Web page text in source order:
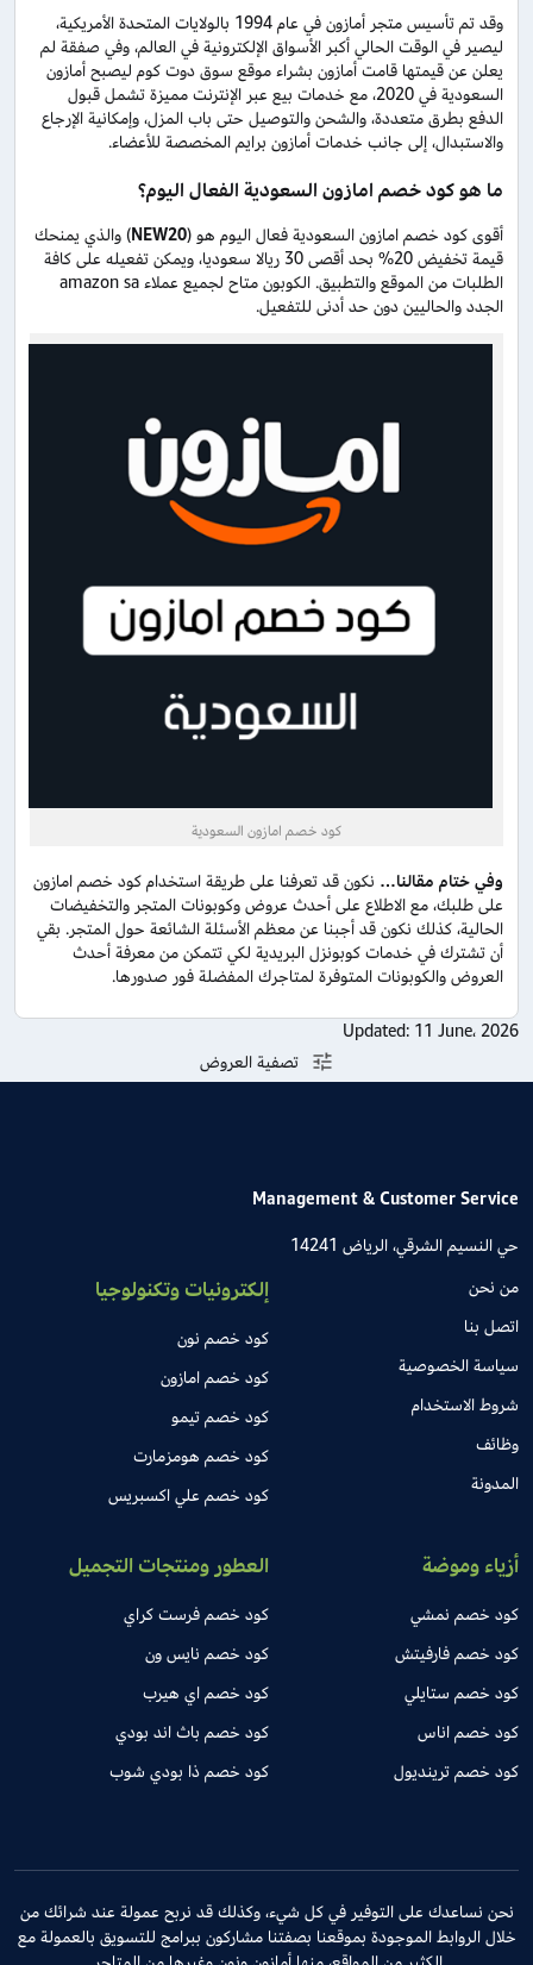
وقد تم تأسيس متجر أمازون في عام 1994 بالولايات المتحدة الأمريكية،
ليصير في الوقت الحالي أكبر الأسواق الإلكترونية في العالم، وفي صفقة لم
يعلن عن قيمتها قامت أمازون بشراء موقع سوق دوت كوم ليصبح أمازون
السعودية في 2020، مع خدمات بيع عبر الإنترنت مميزة تشمل قبول
الدفع بطرق متعددة، والشحن والتوصيل حتى باب المزل، وإمكانية الإرجاع
والاستبدال، إلى جانب خدمات أمازون برايم المخصصة للأعضاء.
ما هو كود خصم امازون السعودية الفعال اليوم؟
أقوى كود خصم امازون السعودية فعال اليوم هو (NEW20) والذي يمنحك
قيمة تخفيض 20% بحد أقصى 30 ريالا سعوديا، ويمكن تفعيله على كافة
الطلبات من الموقع والتطبيق. الكوبون متاح لجميع عملاء amazon sa
الجدد والحاليين دون حد أدنى للتفعيل.
كود خصم امازون السعودية
وفي ختام مقالنا… نكون قد تعرفنا على طريقة استخدام كود خصم امازون
على طلبك، مع الاطلاع على أحدث عروض وكوبونات المتجر والتخفيضات
الحالية، كذلك نكون قد أجبنا عن معظم الأسئلة الشائعة حول المتجر. بقي
أن تشترك في خدمات كوبونزل البريدية لكي تتمكن من معرفة أحدث
العروض والكوبونات المتوفرة لمتاجرك المفضلة فور صدورها.
Updated: 11 June، 2026
تصفية العروض
Management & Customer Service
حي النسيم الشرقي، الرياض 14241
من نحن
اتصل بنا
سياسة الخصوصية
شروط الاستخدام
وظائف
المدونة
إلكترونيات وتكنولوجيا
كود خصم نون
كود خصم امازون
كود خصم تيمو
كود خصم هومزمارت
كود خصم علي اكسبريس
أزياء وموضة
كود خصم نمشي
كود خصم فارفيتش
كود خصم ستايلي
كود خصم اناس
كود خصم ترينديول
العطور ومنتجات التجميل
كود خصم فرست كراي
كود خصم نايس ون
كود خصم اي هيرب
كود خصم باث اند بودي
كود خصم ذا بودي شوب
نحن نساعدك على التوفير في كل شيء، وكذلك قد نربح عمولة عند شرائك من
خلال الروابط الموجودة بموقعنا بصفتنا مشاركون ببرامج للتسويق بالعمولة مع